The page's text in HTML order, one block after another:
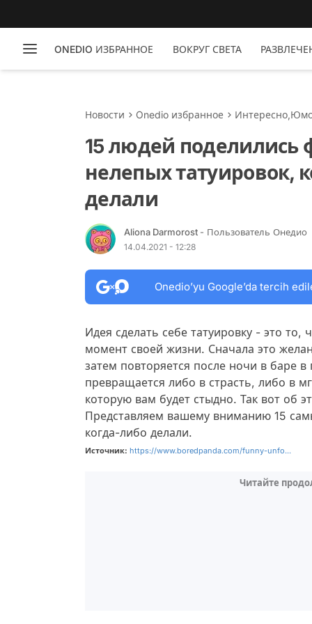
ONEDIO ИЗБРАННОЕ ВОКРУГ СВЕТА
Новости Onedio избранное Интересно,
15 людей
нелепых татуировок,
делали
Aliona Darmorost - Пользователь Онедио
14.04.2021 - 12:28
Onedio’yu Google’da tercih
Идея сделать себе татуировку - это
момент своей жизни. Сначала это
затем повторяется после ночи в баре
превращается либо в страсть, либо в
которую вам будет стыдно. Так вот об
Представляем вашему вниманию 15
когда-либо делали.
Источник: https://www.boredpanda.com/funny-unfo...
Читайте